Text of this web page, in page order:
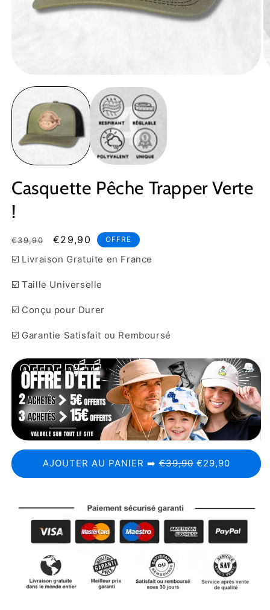
média
1
fenêtre
modale
Casquette Pêche Trapper Verte
!
Prix
habituel
€39,90
Prix
soldé
€29,90 OFFRE
☑️ Livraison Gratuite en France
☑️ Taille Universelle
☑️ Conçu pour Durer
☑️ Garantie Satisfait ou Remboursé
AJOUTER AU PANIER ➡️€39,90 €29,90